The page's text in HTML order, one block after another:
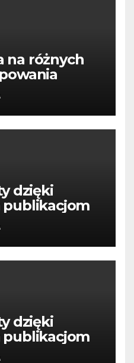
na różnych
dzięki
dzięki